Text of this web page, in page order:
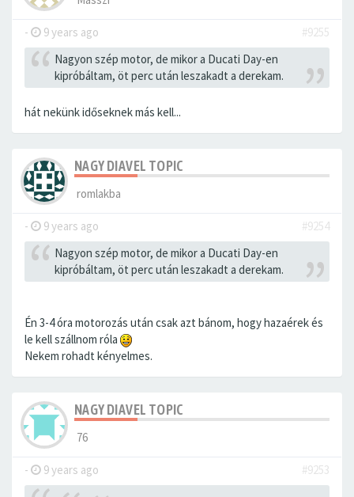
- 9 years ago
#9255
Nagyon szép motor, de mikor a Ducati Day-en
kipróbáltam, öt perc után leszakadt a derekam.
hát nekünk időseknek más kell...
NAGY DIAVEL TOPIC
romlakba
- 9 years ago
#9254
Nagyon szép motor, de mikor a Ducati Day-en
kipróbáltam, öt perc után leszakadt a derekam.
Én 3-4 óra motorozás után csak azt bánom, hogy hazaérek és
le kell szállnom róla
Nekem rohadt kényelmes.
NAGY DIAVEL TOPIC
76
- 9 years ago #9253